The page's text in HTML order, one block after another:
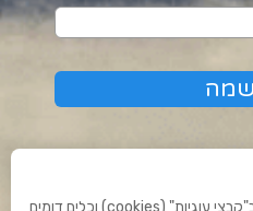
לידיעתכם, באתר זה נעשה שימוש ב"קבצי עוגיות" (cookies) וכלים דומים